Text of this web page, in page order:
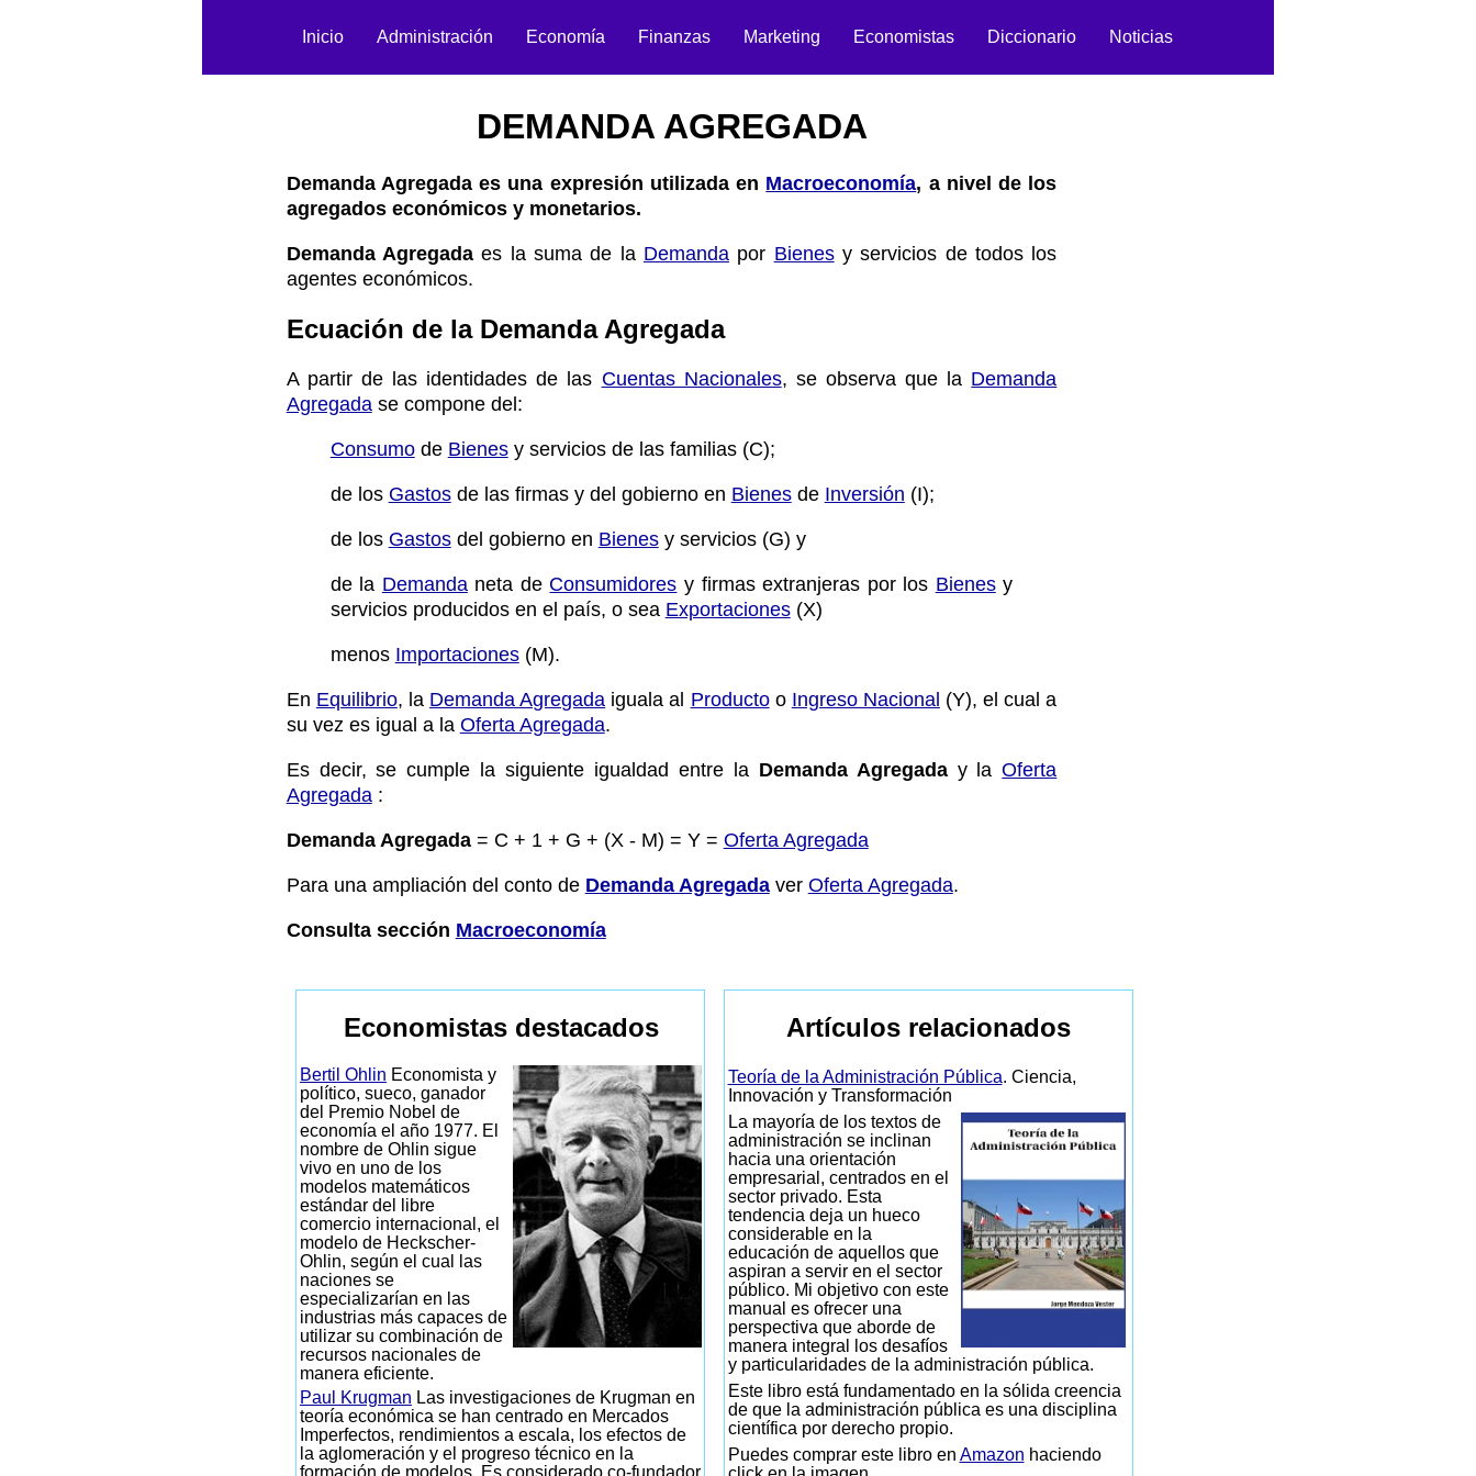
Inicio Administración Economía Finanzas Marketing Economistas Diccionario Noticias
DEMANDA AGREGADA
Demanda Agregada es una expresión utilizada en Macroeconomía, a nivel de los
agregados económicos y monetarios.
Demanda Agregada es la suma de la Demanda por Bienesy servicios de todos los
agentes económicos.
Ecuación de la Demanda Agregada
A partir de las identidades de las Cuentas Nacionales, se observa que la Demanda
Agregadase compone del:
Consumode Bienesy servicios de las familias (C);
de los Gastosde las firmas y del gobierno en Bienesde Inversión (I);
de los Gastosdel gobierno en Bienesy servicios (G) y
de la Demandaneta de Consumidores y firmas extranjeras por los Bienesy
servicios producidos en el país, o sea Exportaciones(X)
menos Importaciones(M).
En Equilibrio, la Demanda Agregada iguala al Productoo Ingreso Nacional (Y), el cual a
su vez es igual a la Oferta Agregada.
Es decir, se cumple la siguiente igualdad entre la Demanda Agregaday laOferta
Agregada:
Demanda Agregada= C + 1 + G + (X - M) = Y = Oferta Agregada
Para una ampliación del conto de Demanda Agregadaver Oferta Agregada.
Consulta sección Macroeconomía
Economistas destacados
Bertil Ohlin Economista y
político, sueco, ganador
del Premio Nobel de
economía el año 1977. El
nombre de Ohlin sigue
vivo en uno de los
modelos matemáticos
estándar del libre
comercio internacional, el
modelo de Heckscher-
Ohlin, según el cual las
naciones se
especializarían en las
industrias más capaces de
utilizar su combinación de
recursos nacionales de
manera eficiente.
Paul Krugman Las investigaciones de Krugman en
teoría económica se han centrado en Mercados
Imperfectos, rendimientos a escala, los efectos de
la aglomeración y el progreso técnico en la
formación de modelos. Es considerado co-fundador
Artículos relacionados
Teoría de la Administración Pública. Ciencia,
Innovación y Transformación
La mayoría de los textos de
administración se inclinan
hacia una orientación
empresarial, centrados en el
sector privado. Esta
tendencia deja un hueco
considerable en la
educación de aquellos que
aspiran a servir en el sector
público. Mi objetivo con este
manual es ofrecer una
perspectiva que aborde de
manera integral los desafíos
y particularidades de la administración pública.
Este libro está fundamentado en la sólida creencia
de que la administración pública es una disciplina
científica por derecho propio.
Puedes comprar este libro en Amazon haciendo